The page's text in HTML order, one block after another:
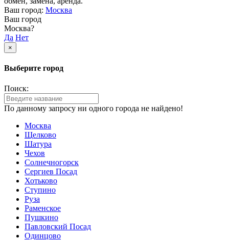
Ваш город: Москва
Ваш город
Москва?
Да Нет
×
Выберите город
Поиск:
По данному запросу ни одного города не найдено!
Москва
Щелково
Шатура
Чехов
Солнечногорск
Сергиев Посад
Хотьково
Ступино
Руза
Раменское
Пушкино
Павловский Посад
Одинцово